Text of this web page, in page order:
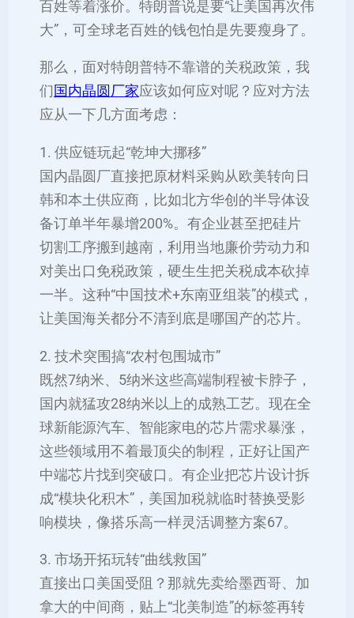
百姓等着涨价。特朗普说是要“让美国再次伟
大”，可全球老百姓的钱包怕是先要瘦身了‌。
那么，面对特朗普特不靠谱的关税政策，我
们 国内晶圆厂家应该如何应对呢？应对方法
应从一下几方面考虑：
‌1. 供应链玩起“乾坤大挪移”‌
国内晶圆厂直接把原材料采购从欧美转向日
韩和本土供应商，比如北方华创的半导体设
备订单半年暴增200%。有企业甚至把硅片
切割工序搬到越南，利用当地廉价劳动力和
对美出口免税政策，硬生生把关税成本砍掉
一半‌。这种“中国技术+东南亚组装”的模式，
让美国海关都分不清到底是哪国产的芯片‌。
‌2. 技术突围搞“农村包围城市”‌
既然7纳米、5纳米这些高端制程被卡脖子，
国内就猛攻28纳米以上的成熟工艺。现在全
球新能源汽车、智能家电的芯片需求暴涨，
这些领域用不着最顶尖的制程，正好让国产
中端芯片找到突破口。有企业把芯片设计拆
成“模块化积木”，美国加税就临时替换受影
响模块，像搭乐高一样灵活调整方案‌67。
‌3. 市场开拓玩转“曲线救国”‌
直接出口美国受阻？那就先卖给墨西哥、加
拿大的中间商，贴上“北美制造”的标签再转